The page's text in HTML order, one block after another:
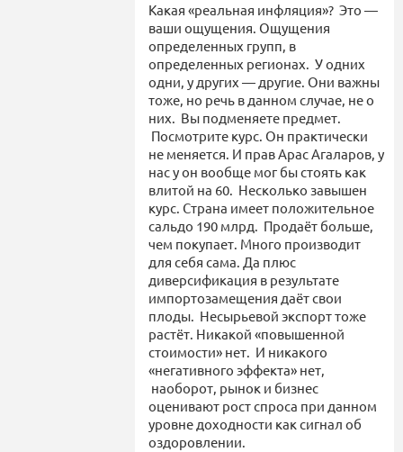
Какая «реальная инфляция»? Это —
ваши ощущения. Ощущения
определенных групп, в
определенных регионах. У одних
одни, у других — другие. Они важны
тоже, но речь в данном случае, не о
них. Вы подменяете предмет.
Посмотрите курс. Он практически
не меняется. И прав Арас Агаларов, у
нас у он вообще мог бы стоять как
влитой на 60. Несколько завышен
курс. Страна имеет положительное
сальдо 190 млрд. Продаёт больше,
чем покупает. Много производит
для себя сама. Да плюс
диверсификация в результате
импортозамещения даёт свои
плоды. Несырьевой экспорт тоже
растёт. Никакой «повышенной
стоимости» нет. И никакого
«негативного эффекта» нет,
наоборот, рынок и бизнес
оценивают рост спроса при данном
уровне доходности как сигнал об
оздоровлении.